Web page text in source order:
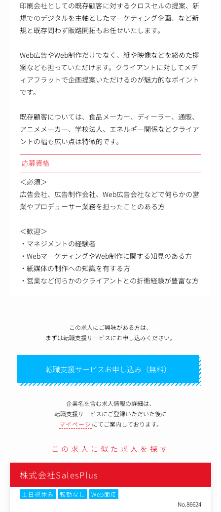
印刷会社としての既存顧客に対するクロスセルの提案、新
規でのデジタルを主軸としたマーケティング企画、など新
規と既存問わず販路開拓もお任せいたします。
Web広告やWeb制作だけでなく、紙や映像などを絡めた提
案なども担っていただけます。クライアントに対してメデ
ィアフラットで企画提案いただけるのが魅力的なポイント
です。
既存顧客については、食品メーカー、ディーラー、通販、
アニメメーカー、学校法人、エネルギー関係などクライア
ントの幅も広い点は特徴的です。
応募資格
＜必須＞
広告会社、広告制作会社、Web広告会社などで何らかの営
業やプロデューサー業務を担ったことのある方
＜歓迎＞
・マネジメントの経験者
・WebマーケティングやWeb制作に関する知見のある方
・紙媒体の制作への知識を有する方
・営業など何らかのクライアントとの折衝経験が豊富な方
この求人にご興味がある方は、
まずは転職支援サービスにお申し込みください。
転職支援サービスお申し込み（無料）
企業名を含む求人情報の詳細は、
転職支援サービスにご登録いただいた後に
マイページ にてご案内しております。
この求人に似た求人を探す
株式会社SalesPlus
土日祝休み 転勤なし
Web面接
No.86624